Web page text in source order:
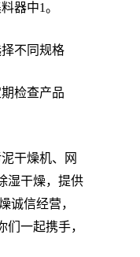
器中1。
不同规格
检查产品
干燥机、网
湿干燥，提供
诚信经营，
一起携手，